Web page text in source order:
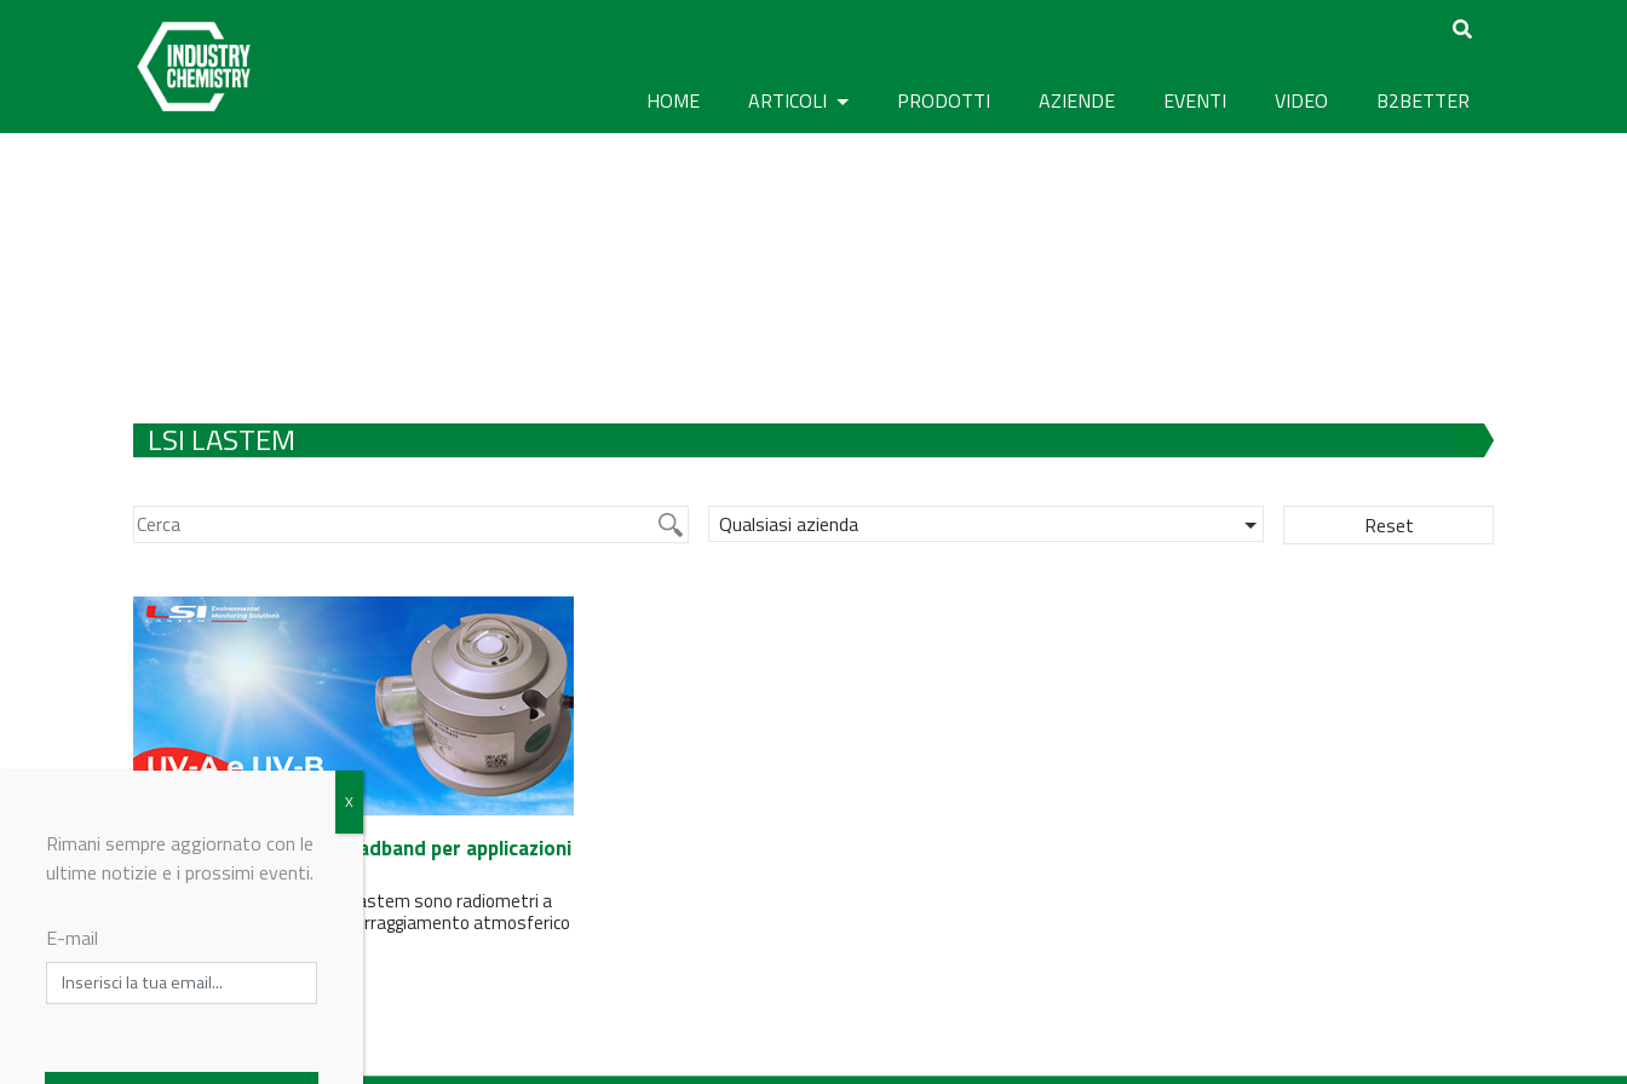
HOME ARTICOLI PRODOTTI AZIENDE EVENTI VIDEO B2BETTER
LSI LASTEM
Qualsiasi azienda Reset
UV-A e UV-B: sensori broadband per applicazioni
meteo
I sensori UV-A e UV-B di LSI Lastem sono radiometri a
banda larga per la misura dell'irraggiamento atmosferico
Rimani sempre aggiornato con le
ultime notizie e i prossimi eventi.
E-mail